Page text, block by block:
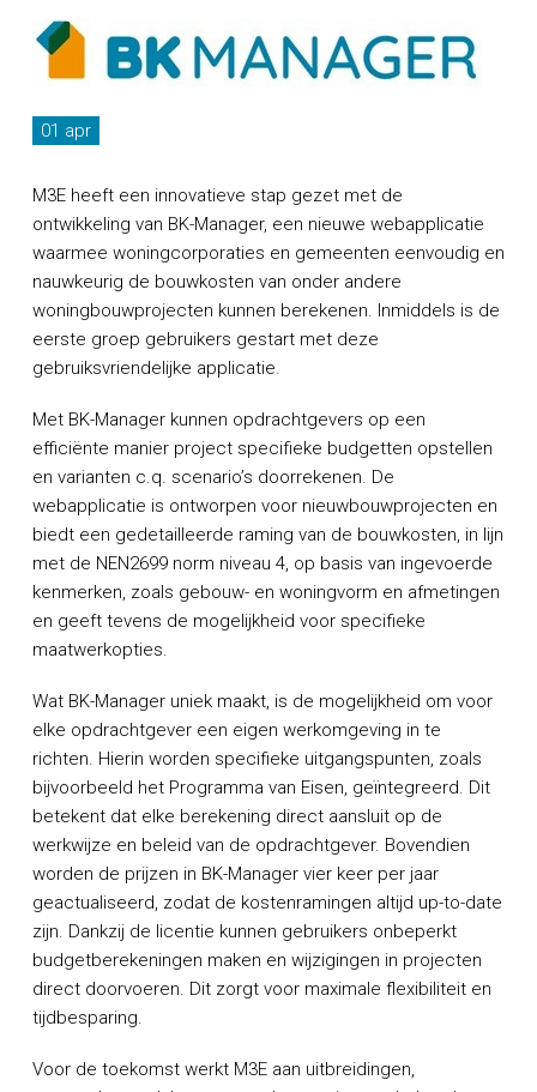
01 apr
M3E heeft een innovatieve stap gezet met de
ontwikkeling van BK-Manager, een nieuwe webapplicatie
waarmee woningcorporaties en gemeenten eenvoudig en
nauwkeurig de bouwkosten van onder andere
woningbouwprojecten kunnen berekenen. Inmiddels is de
eerste groep gebruikers gestart met deze
gebruiksvriendelijke applicatie.
Met BK-Manager kunnen opdrachtgevers op een
efficiënte manier project specifieke budgetten opstellen
en varianten c.q. scenario’s doorrekenen. De
webapplicatie is ontworpen voor nieuwbouwprojecten en
biedt een gedetailleerde raming van de bouwkosten, in lijn
met de NEN2699 norm niveau 4, op basis van ingevoerde
kenmerken, zoals gebouw- en woningvorm en afmetingen
en geeft tevens de mogelijkheid voor specifieke
maatwerkopties.
Wat BK-Manager uniek maakt, is de mogelijkheid om voor
elke opdrachtgever een eigen werkomgeving in te
richten. Hierin worden specifieke uitgangspunten, zoals
bijvoorbeeld het Programma van Eisen, geïntegreerd. Dit
betekent dat elke berekening direct aansluit op de
werkwijze en beleid van de opdrachtgever. Bovendien
worden de prijzen in BK-Manager vier keer per jaar
geactualiseerd, zodat de kostenramingen altijd up-to-date
zijn. Dankzij de licentie kunnen gebruikers onbeperkt
budgetberekeningen maken en wijzigingen in projecten
direct doorvoeren. Dit zorgt voor maximale flexibiliteit en
tijdbesparing.
Voor de toekomst werkt M3E aan uitbreidingen,